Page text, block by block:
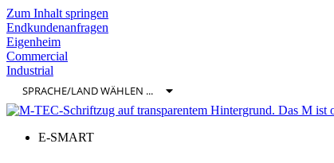
Zum Inhalt springen
Endkundenanfragen
Eigenheim
Commercial
Industrial
E-SMART